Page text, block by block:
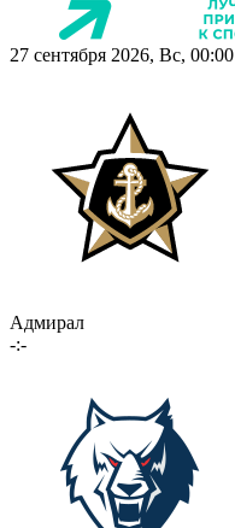
27 сентября 2026, Вс, 00:00
Адмирал
-:-